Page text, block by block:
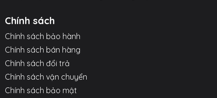
Chính sách
Chính sách bảo hành
Chính sách bán hàng
Chính sách đổi trả
Chính sách vận chuyển
Chính sách bảo mật